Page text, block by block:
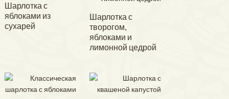
Шарлотка с
яблоками из
сухарей
Шарлотка с
творогом,
яблоками и
лимонной цедрой